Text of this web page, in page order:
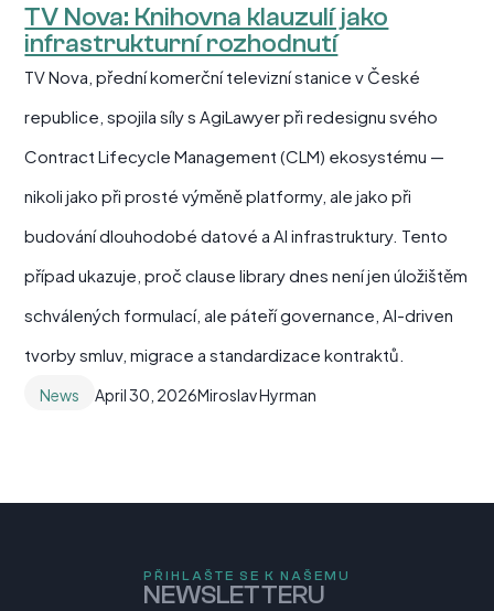
TV Nova: Knihovna klauzulí jako
infrastrukturní rozhodnutí
TV Nova, přední komerční televizní stanice v České
republice, spojila síly s AgiLawyer při redesignu svého
Contract Lifecycle Management (CLM) ekosystému —
nikoli jako při prosté výměně platformy, ale jako při
budování dlouhodobé datové a AI infrastruktury. Tento
případ ukazuje, proč clause library dnes není jen úložištěm
schválených formulací, ale páteří governance, AI-driven
tvorby smluv, migrace a standardizace kontraktů.
News April 30, 2026Miroslav Hyrman
PŘIHLAŠTE SE K NAŠEMU
NEWSLETTERU